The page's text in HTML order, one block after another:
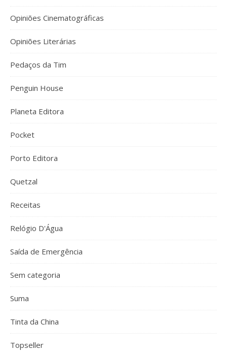
Opiniões Cinematográficas
Opiniões Literárias
Pedaços da Tim
Penguin House
Planeta Editora
Pocket
Porto Editora
Quetzal
Receitas
Relógio D'Água
Saída de Emergência
Sem categoria
Suma
Tinta da China
Topseller